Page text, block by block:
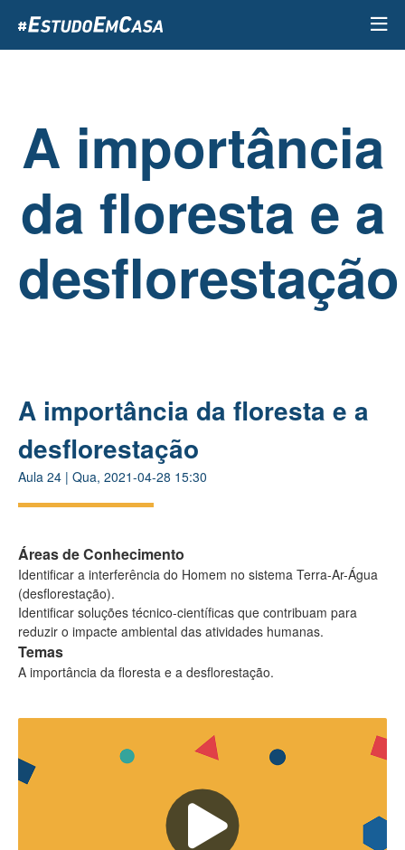
para
o
A importância
da floresta e a
desflorestação
A importância da floresta e a
desflorestação
Aula 24 | Qua, 2021-04-28 15:30
Áreas de Conhecimento
Identificar a interferência do Homem no sistema Terra-Ar-Água
(desflorestação).
Identificar soluções técnico-científicas que contribuam para
reduzir o impacte ambiental das atividades humanas.
Temas
A importância da floresta e a desflorestação.